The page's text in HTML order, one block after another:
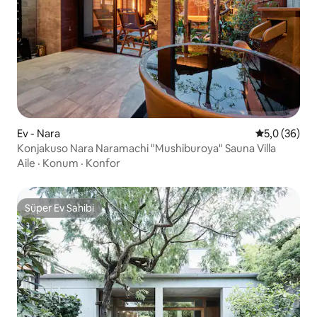
Ev - Nara 5 üzerinden
5,0 (36)
Konjakuso Nara Naramachi "Mushiburoya" Sauna Villa
Aile · Konum · Konfor
Süper Ev Sahibi
Süper Ev Sahibi